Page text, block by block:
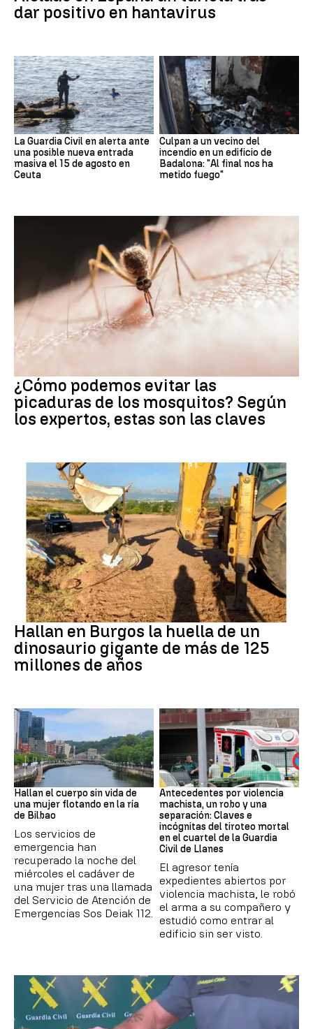
dar positivo en hantavirus
La Guardia Civil en alerta ante
una posible nueva entrada
masiva el 15 de agosto en
Ceuta
Culpan a un vecino del
incendio en un edificio de
Badalona: "Al final nos ha
metido fuego"
¿Cómo podemos evitar las
picaduras de los mosquitos? Según
los expertos, estas son las claves
Dinosaurios
Hallan en Burgos la huella de un
dinosaurio gigante de más de 125
millones de años
BILBAO
Hallan el cuerpo sin vida de
una mujer flotando en la ría
de Bilbao
Los servicios de
emergencia han
recuperado la noche del
miércoles el cadáver de
una mujer tras una llamada
del Servicio de Atención de
Emergencias Sos Deiak 112.
ASTURIAS
Antecedentes por violencia
machista, un robo y una
separación: Claves e
incógnitas del tiroteo mortal
en el cuartel de la Guardia
Civil de Llanes
El agresor tenía
expedientes abiertos por
violencia machista, le robó
el arma a su compañero y
estudió como entrar al
edificio sin ser visto.